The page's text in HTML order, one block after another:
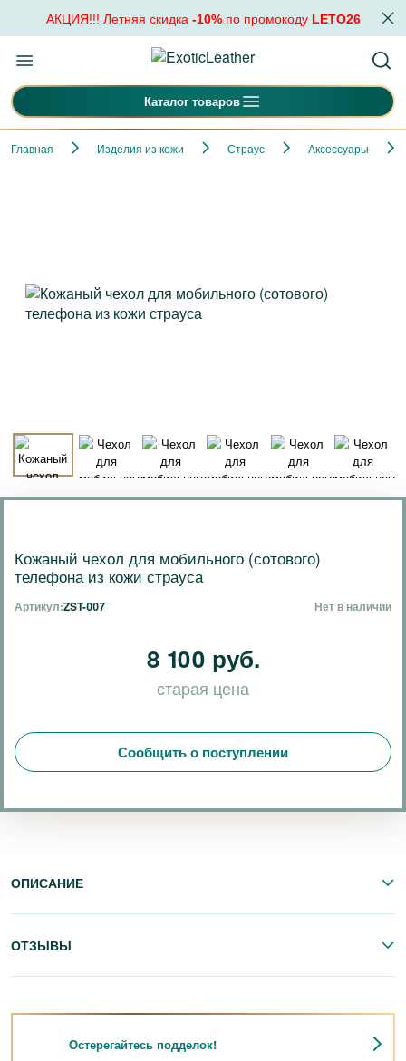
АКЦИЯ!!! Летняя скидка -10%по промокоду LETO26
Каталог товаров
Главная Изделия из кожи Страус Аксессуары
Кожаный чехол для мобильного (сотового)
телефона из кожи страуса
Артикул:ZST-007 Нет в наличии
8 100 руб.
старая цена
Сообщить о поступлении
ОПИСАНИЕ
ОТЗЫВЫ
Остерегайтесь подделок!